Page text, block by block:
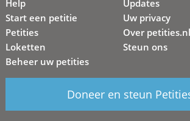
Help
Start een petitie
Petities
Loketten
Beheer uw petities
Updates
Uw privacy
Over petities.nl
Steun ons
Doneer en steun